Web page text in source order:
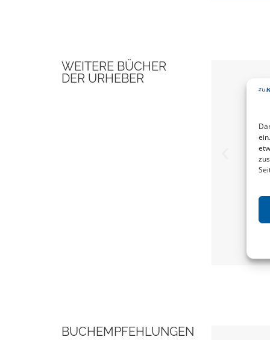
WEITERE BÜCHER
DER URHEBER
BUCHEMPFEHLUNGEN